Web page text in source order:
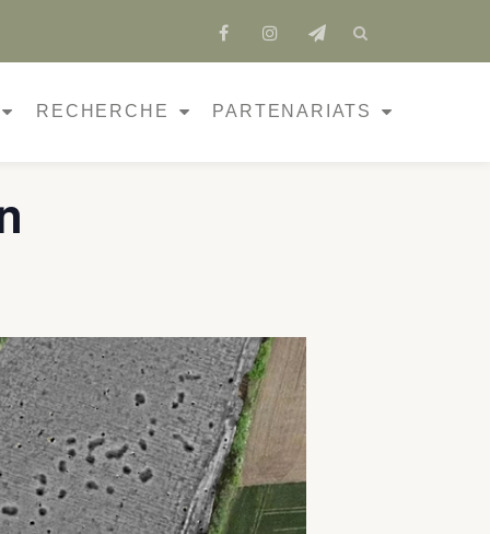
fa-
facebook
fa-
instagram
fa-
send
RECHERCHE PARTENARIATS